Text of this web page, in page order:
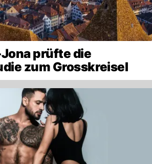
prüfte die
zum Grosskreisel